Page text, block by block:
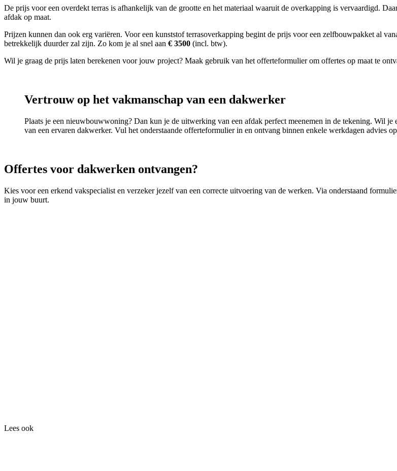
De prijs voor een overdekt terras is afhankelijk van de grootte en het materiaal waaruit de overkapping is vervaardigd.
afdak op maat.
Prijzen kunnen dan ook erg variëren. Voor een kunststof terrasoverkapping begint de prijs voor een zelfbouwpakket al
betrekkelijk duurder zal zijn. Zo kom je al snel aan € 3500 (incl. btw).
Wil je graag de prijs laten berekenen voor jouw project? Maak gebruik van het offerteformulier om offertes op maat te
Vertrouw op het vakmanschap van een dakwerker
Plaats je een nieuwbouwwoning? Dan kun je de uitwerking van een afdak perfect meenemen in de tekening. Wil
van een ervaren dakwerker. Vul het onderstaande offerteformulier in en ontvang binnen enkele werkdagen advies
Offertes voor dakwerken ontvangen?
Kies voor een erkend vakspecialist en verzeker jezelf van een correcte uitvoering van de werken. Via onderstaand
in jouw buurt.
Lees ook